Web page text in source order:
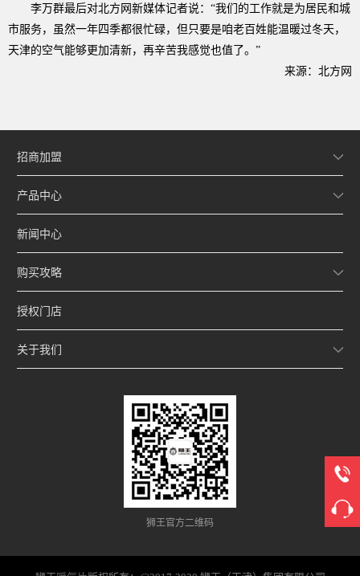
李万群最后对北方网新媒体记者说：“我们的工作就是为居民和城
市服务，虽然一年四季都很忙碌，但只要是咱老百姓能温暖过冬天，
天津的空气能够更加清新，再辛苦我感觉也值了。”
来源：北方网
招商加盟
产品中心
新闻中心
购买攻略
授权门店
关于我们
狮王官方二维码